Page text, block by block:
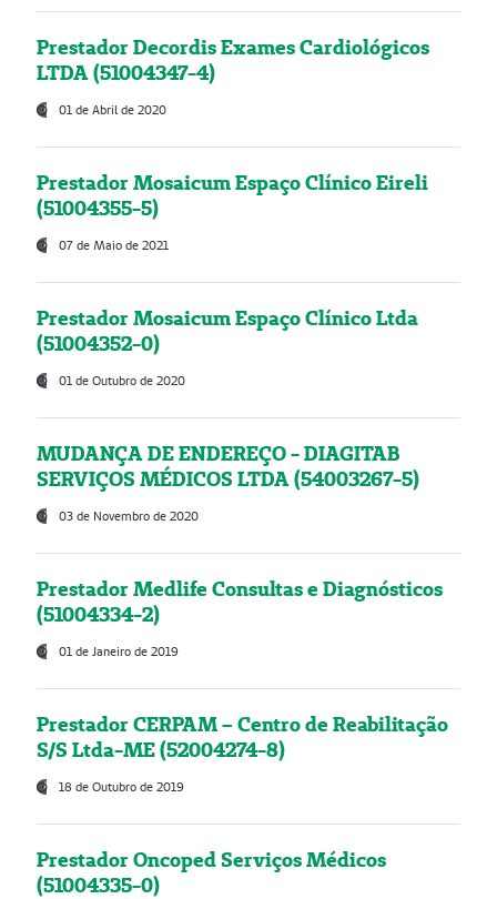
Prestador Decordis Exames Cardiológicos
LTDA (51004347-4)
01 de Abril de 2020
Prestador Mosaicum Espaço Clínico Eireli
(51004355-5)
07 de Maio de 2021
Prestador Mosaicum Espaço Clínico Ltda
(51004352-0)
01 de Outubro de 2020
MUDANÇA DE ENDEREÇO - DIAGITAB
SERVIÇOS MÉDICOS LTDA (54003267-5)
03 de Novembro de 2020
Prestador Medlife Consultas e Diagnósticos
(51004334-2)
01 de Janeiro de 2019
Prestador CERPAM – Centro de Reabilitação
S/S Ltda-ME (52004274-8)
18 de Outubro de 2019
Prestador Oncoped Serviços Médicos
(51004335-0)